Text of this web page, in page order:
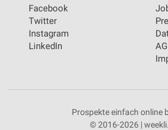
Facebook
Twitter
Instagram
LinkedIn
Prospekte einfach online
© 2016-2026 |